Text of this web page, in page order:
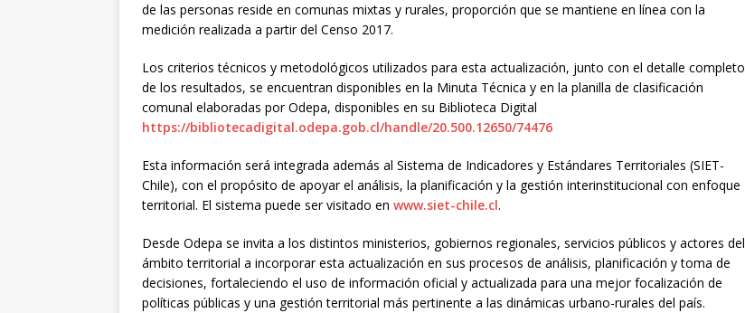
de las personas reside en comunas mixtas y rurales, proporción que se mantiene en línea con la
medición realizada a partir del Censo 2017.
Los criterios técnicos y metodológicos utilizados para esta actualización, junto con el detalle completo
de los resultados, se encuentran disponibles en la Minuta Técnica y en la planilla de clasificación
comunal elaboradas por Odepa, disponibles en su Biblioteca Digital
https://bibliotecadigital.odepa.gob.cl/handle/20.500.12650/74476
Esta información será integrada además al Sistema de Indicadores y Estándares Territoriales (SIET-
Chile), con el propósito de apoyar el análisis, la planificación y la gestión interinstitucional con enfoque
territorial. El sistema puede ser visitado en www.siet-chile.cl.
Desde Odepa se invita a los distintos ministerios, gobiernos regionales, servicios públicos y actores del
ámbito territorial a incorporar esta actualización en sus procesos de análisis, planificación y toma de
decisiones, fortaleciendo el uso de información oficial y actualizada para una mejor focalización de
políticas públicas y una gestión territorial más pertinente a las dinámicas urbano-rurales del país.